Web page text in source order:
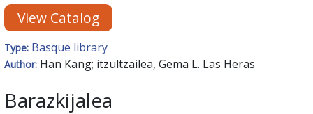
View Catalog
Type: Basque library
Author: Han Kang; itzultzailea, Gema L. Las Heras
Barazkijalea